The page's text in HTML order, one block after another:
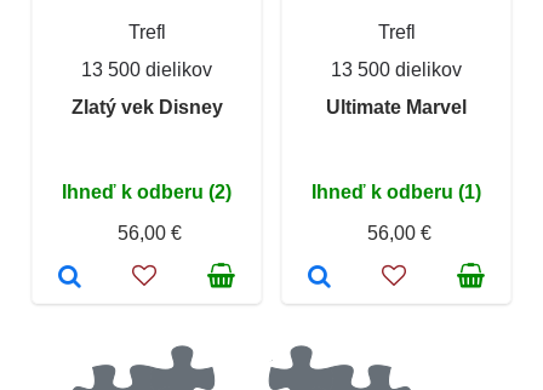
Trefl
13 500 dielikov
Zlatý vek Disney
Ihneď k odberu (2)
56,00 €
Trefl
13 500 dielikov
Ultimate Marvel
Ihneď k odberu (1)
56,00 €